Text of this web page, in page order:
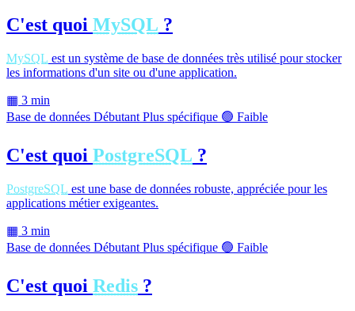
C'est quoi MySQL ?
MySQL est un système de base de données très utilisé pour stocker
les informations d'un site ou d'une application.
▦ 3 min
Base de données Débutant Plus spécifique 🟢 Faible
C'est quoi PostgreSQL ?
PostgreSQL est une base de données robuste, appréciée pour les
applications métier exigeantes.
▦ 3 min
Base de données Débutant Plus spécifique 🟢 Faible
C'est quoi Redis ?